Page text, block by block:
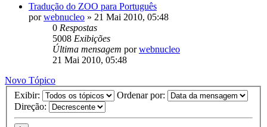
Tradução do ZOO para Português
porwebnucleo » 21 Mai 2010, 05:48
0 Respostas
5008 Exibições
Última mensagem porwebnucleo
21 Mai 2010, 05:48
Novo Tópico
Exibir:
Ordenar por:
Direção: